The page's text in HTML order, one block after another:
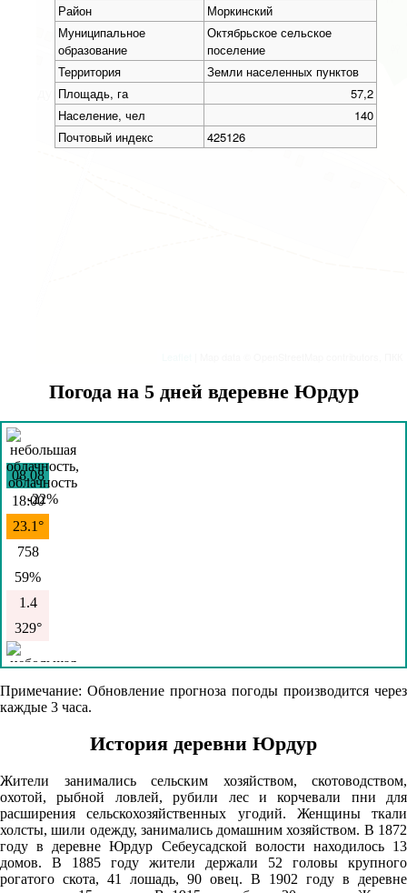
Район
Моркинский
Муниципальное
образование
Октябрьское сельское
поселение
Территория
Земли населенных пунктов
Площадь, га
57,2
Население, чел
140
Почтовый индекс
425126
Погода на 5 дней вдеревне Юрдур
08.08
18:00
23.1°
758
59%
1.4
329°
08.08
21:00
62%
1.6
32°
Примечание: Обновление прогноза погоды производится через
каждые 3 часа.
История деревни Юрдур
Жители занимались сельским хозяйством, скотоводством,
охотой, рыбной ловлей, рубили лес и корчевали пни для
расширения сельскохозяйственных угодий. Женщины ткали
холсты, шили одежду, занимались домашним хозяйством. В 1872
году в деревне Юрдур Себеусадской волости находилось 13
домов. В 1885 году жители держали 52 головы крупного
рогатого скота, 41 лошадь, 90 овец. В 1902 году в деревне